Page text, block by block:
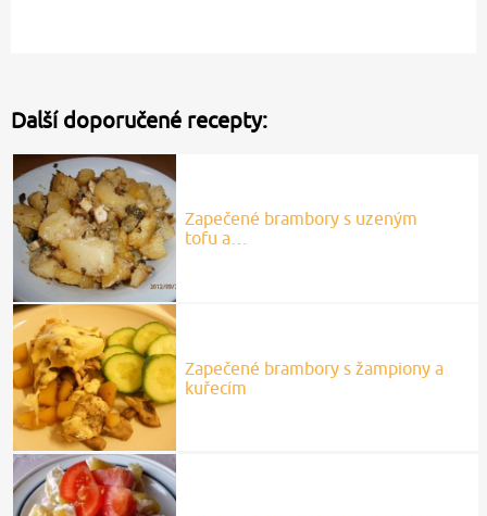
Další doporučené recepty:
Zapečené brambory s uzeným
tofu a…
Zapečené brambory s žampiony a
kuřecím